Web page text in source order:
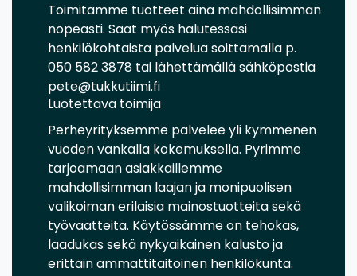
Toimitamme tuotteet aina mahdollisimman
nopeasti. Saat myös halutessasi
henkilökohtaista palvelua soittamalla p.
050 582 3878 tai lähettämällä sähköpostia
pete@tukkutiimi.fi
Luotettava toimija
Perheyrityksemme palvelee yli kymmenen
vuoden vankalla kokemuksella. Pyrimme
tarjoamaan asiakkaillemme
mahdollisimman laajan ja monipuolisen
valikoiman erilaisia mainostuotteita sekä
työvaatteita. Käytössämme on tehokas,
laadukas sekä nykyaikainen kalusto ja
erittäin ammattitaitoinen henkilökunta.